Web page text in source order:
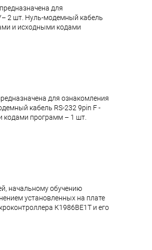
для
2 шт. Нуль-модемный кабель
и исходными кодами
для ознакомления
кабель RS-232 9pin F -
кодами программ – 1 шт.
начальному обучению
установленных на плате
К1986ВЕ1Т и его